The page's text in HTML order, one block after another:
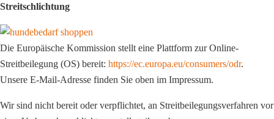
Streitschlichtung
Die Europäische Kommission stellt eine Plattform zur Online-
Streitbeilegung (OS) bereit: https://ec.europa.eu/consumers/odr.
Unsere E-Mail-Adresse finden Sie oben im Impressum.
Wir sind nicht bereit oder verpflichtet, an Streitbeilegungsverfahren vor